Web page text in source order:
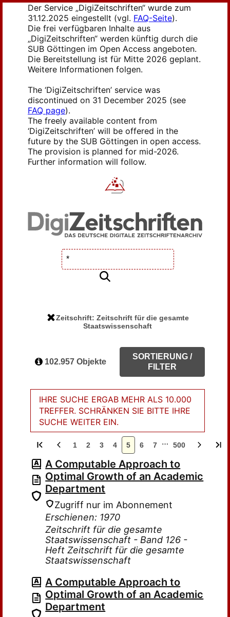
Der Service „DigiZeitschriften“ wurde zum
31.12.2025 eingestellt (vgl. FAQ-Seite).
Die frei verfügbaren Inhalte aus
„DigiZeitschriften“ werden künftig durch die
SUB Göttingen im Open Access angeboten.
Die Bereitstellung ist für Mitte 2026 geplant.
Weitere Informationen folgen.
The ‘DigiZeitschriften’ service was
discontinued on 31 December 2025 (see
FAQ page).
The freely available content from
‘DigiZeitschriften’ will be offered in the
future by the SUB Göttingen in open access.
The provision is planned for mid-2026.
Further information will follow.
Zeitschrift: Zeitschrift für die gesamte
Staatswissenschaft
102.957 Objekte
SORTIERUNG /
FILTER
IHRE SUCHE ERGAB MEHR ALS 10.000
TREFFER. SCHRÄNKEN SIE BITTE IHRE
SUCHE WEITER EIN.
1 2 3 4 5 6 7 … 500
A Computable Approach to
Optimal Growth of an Academic
Department
Zugriff nur im Abonnement
Erschienen: 1970
Zeitschrift für die gesamte
Staatswissenschaft - Band 126 -
Heft Zeitschrift für die gesamte
Staatswissenschaft
A Computable Approach to
Optimal Growth of an Academic
Department